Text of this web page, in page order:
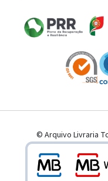
© Arquivo Livraria